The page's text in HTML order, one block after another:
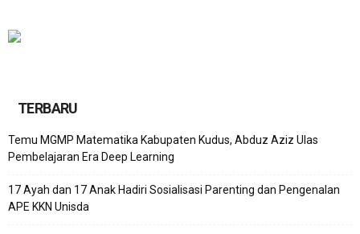
TERBARU
Temu MGMP Matematika Kabupaten Kudus, Abduz Aziz Ulas
Pembelajaran Era Deep Learning
17 Ayah dan 17 Anak Hadiri Sosialisasi Parenting dan Pengenalan
APE KKN Unisda